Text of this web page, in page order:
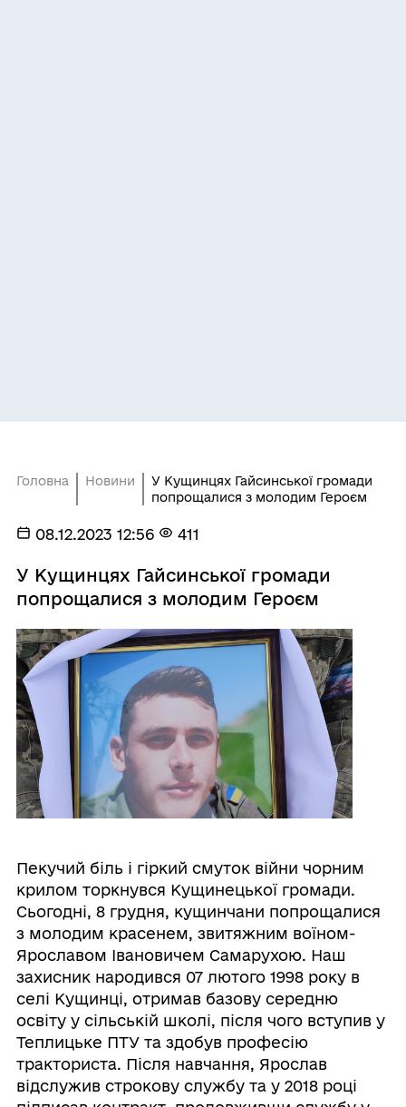
Головна Новини
У Кущинцях Гайсинської громади
попрощалися з молодим Героєм
08.12.2023 12:56 411
У Кущинцях Гайсинської громади
попрощалися з молодим Героєм
Пекучий біль і гіркий смуток війни чорним
крилом торкнувся Кущинецької громади.
Сьогодні, 8 грудня, кущинчани попрощалися
з молодим красенем, звитяжним воїном-
Ярославом Івановичем Самарухою. Наш
захисник народився 07 лютого 1998 року в
селі Кущинці, отримав базову середню
освіту у сільській школі, після чого вступив у
Теплицьке ПТУ та здобув професію
тракториста. Після навчання, Ярослав
відслужив строкову службу та у 2018 році